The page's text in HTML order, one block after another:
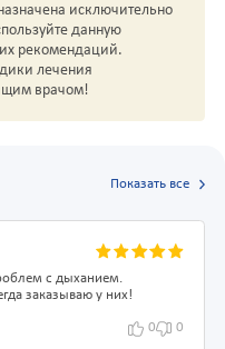
исключительно
данную
рекомендаций.
лечения
врачом!
Показать все
с дыханием.
заказываю у них!
0 0